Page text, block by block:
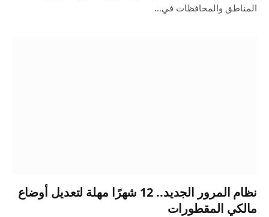
المناطق والمحافظات في…
نظام المرور الجديد.. 12 شهرًا مهلة لتعديل أوضاع
مالكي المقطورات